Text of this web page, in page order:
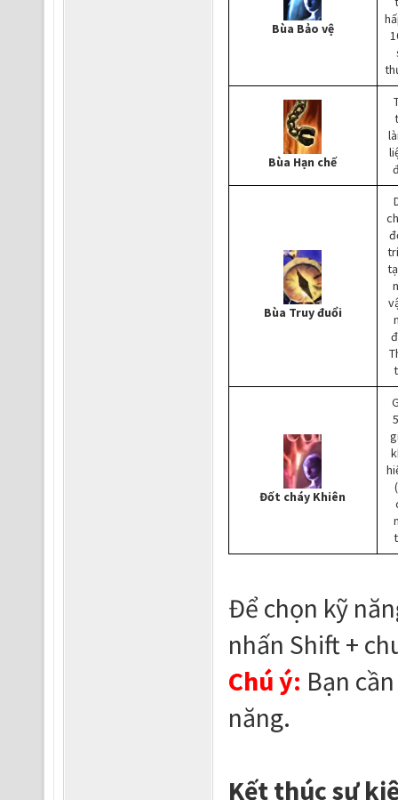
Bùa Bảo vệ
Bùa Hạn chế
Bùa Truy đuổi
Đốt cháy Khiên
Để chọn kỹ
nhấn Shift +
Chú ý: Bạn
năng.
Kết thúc sự